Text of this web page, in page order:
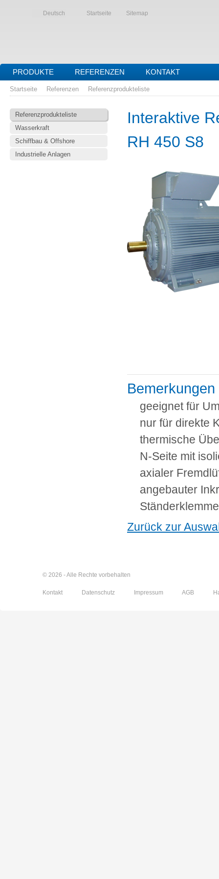
Deutsch Startseite Sitemap
PRODUKTE REFERENZEN KONTAKT
Startseite Referenzen Referenzprodukteliste
Referenzprodukteliste
Wasserkraft
Schiffbau & Offshore
Industrielle Anlagen
Interaktive
RH 450 S8
Bemerkungen
geeignet für
nur für direkte
thermische
N-Seite mit
axialer
angebauter
Zurück zur
© 2026 - Alle Rechte vorbehalten
Kontakt Datenschutz Impressum AGB